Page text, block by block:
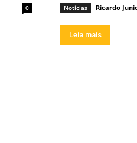
0 Notícias Ricardo
Leia mais